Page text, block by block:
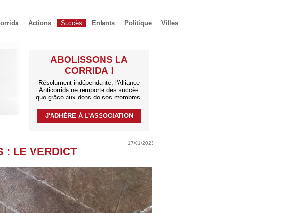
Actions Succès Enfants Politique Villes
ABOLISSONS LA
CORRIDA !
Résolument indépendante, l'Alliance
Anticorrida ne remporte des succès
que grâce aux dons de ses membres.
J'ADHÈRE À L'ASSOCIATION
17/01/2023
: LE VERDICT